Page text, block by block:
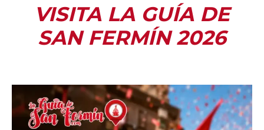
VISITA LA GUÍA DE
SAN FERMÍN 2026